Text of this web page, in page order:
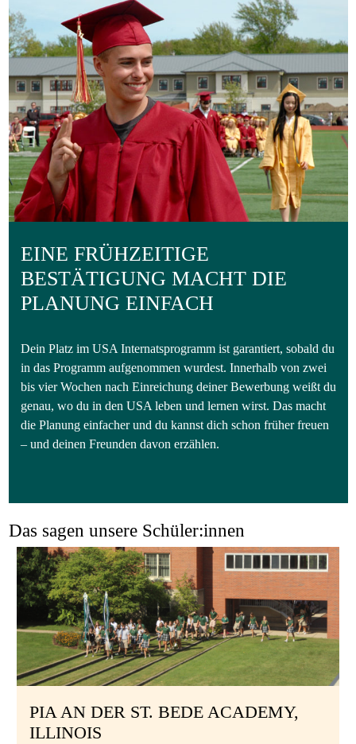
EINE FRÜHZEITIGE
BESTÄTIGUNG MACHT DIE
PLANUNG EINFACH
Dein Platz im USA Internatsprogramm ist garantiert, sobald du
in das Programm aufgenommen wurdest. Innerhalb von zwei
bis vier Wochen nach Einreichung deiner Bewerbung weißt du
genau, wo du in den USA leben und lernen wirst. Das macht
die Planung einfacher und du kannst dich schon früher freuen
– und deinen Freunden davon erzählen.
Das sagen unsere Schüler:innen
PIA AN DER ST. BEDE ACADEMY,
ILLINOIS